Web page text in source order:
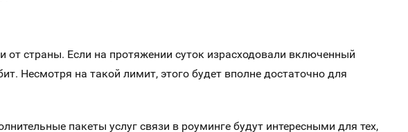
от страны. Если на протяжении суток израсходовали включенный
Несмотря на такой лимит, этого будет вполне достаточно для
пакеты услуг связи в роуминге будут интересными для тех,